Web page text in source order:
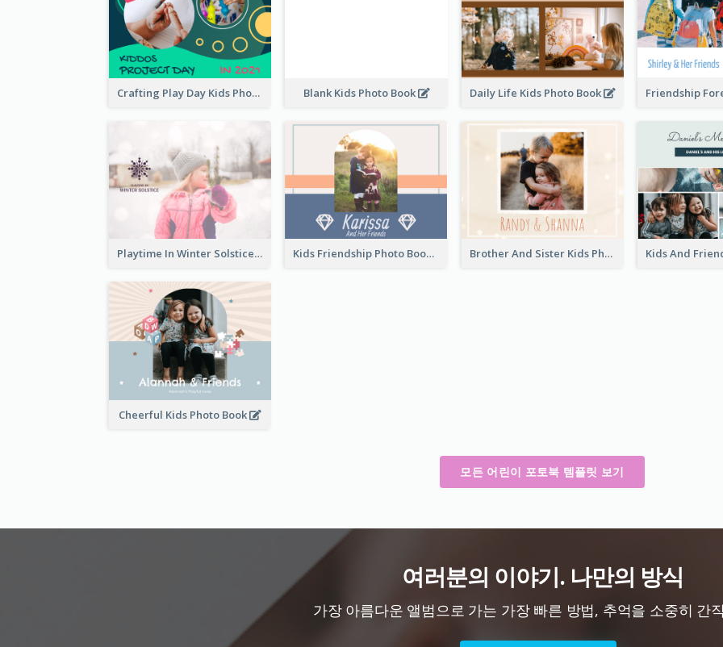
Crafting Play Day Kids Photo Book Blank Kids Photo Book Daily Life Kids Photo Book
Playtime In Winter Solstice Kids Photobook Kids Friendship Photo Book Brother And Sister Kids Photo Book
Cheerful Kids Photo Book
모든 어린이 포토북 템플릿 보기
여러분의 이야기. 나만의 방식
가장 아름다운 앨범으로 가는 가장 빠른 방법, 추억을 소중히 간